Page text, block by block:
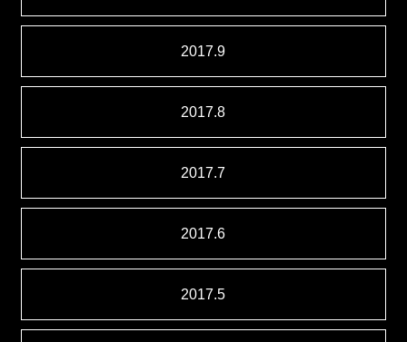
2017.9
2017.8
2017.7
2017.6
2017.5